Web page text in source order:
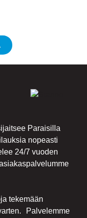
Paraisilla
nopeasti
24/7 vuoden
tekemään
Palvelemme